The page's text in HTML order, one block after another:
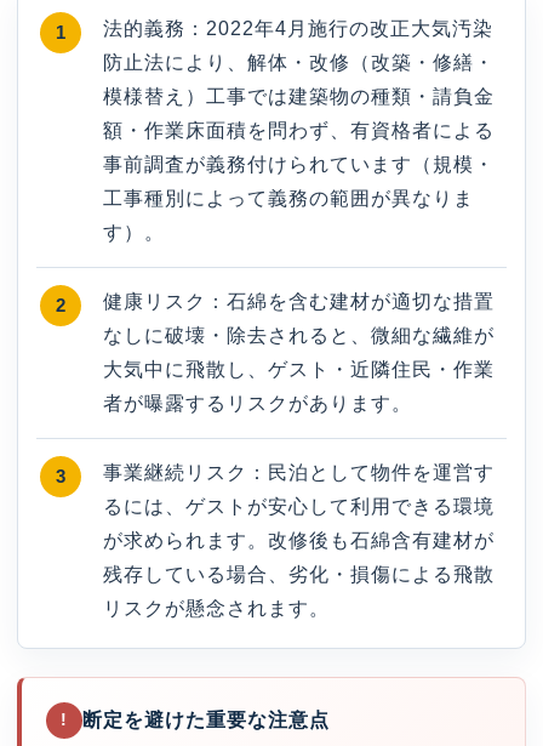
法的義務：2022年4月施行の改正大気汚染
防止法により、解体・改修（改築・修繕・
模様替え）工事では建築物の種類・請負金
額・作業床面積を問わず、有資格者による
事前調査が義務付けられています（規模・
工事種別によって義務の範囲が異なりま
す）。
健康リスク：石綿を含む建材が適切な措置
なしに破壊・除去されると、微細な繊維が
大気中に飛散し、ゲスト・近隣住民・作業
者が曝露するリスクがあります。
事業継続リスク：民泊として物件を運営す
るには、ゲストが安心して利用できる環境
が求められます。改修後も石綿含有建材が
残存している場合、劣化・損傷による飛散
リスクが懸念されます。
! 断定を避けた重要な注意点